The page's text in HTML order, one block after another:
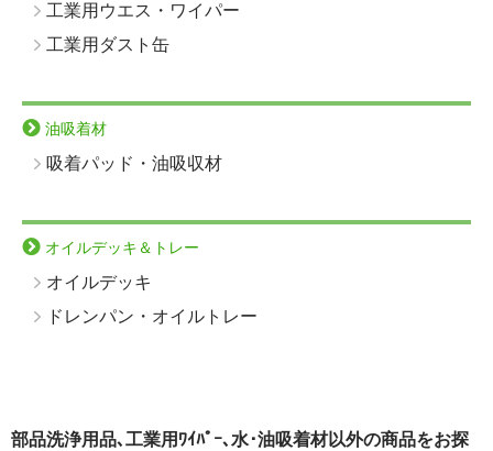
工業用ウエス・ワイパー
工業用ダスト缶
油吸着材
吸着パッド・油吸収材
オイルデッキ＆トレー
オイルデッキ
ドレンパン・オイルトレー
部品洗浄用品､工業用ﾜｲﾊﾟｰ､水･油吸着材以外の商品をお探